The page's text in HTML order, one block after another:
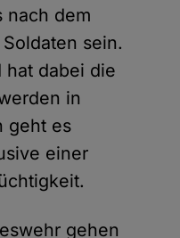
nach dem
sein.
hat dabei die
in
geht es
einer
gehen